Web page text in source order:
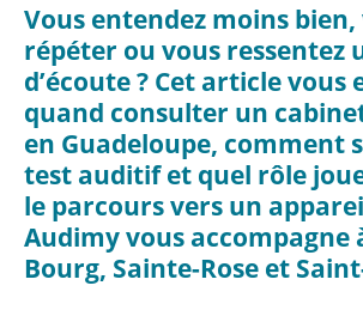
Vous entendez moins
répéter ou vous ressentez
d’écoute ? Cet article vous
quand consulter un
en Guadeloupe, comment
test auditif et quel rôle joue
le parcours vers un
Audimy vous accompagne
Bourg, Sainte-Rose et